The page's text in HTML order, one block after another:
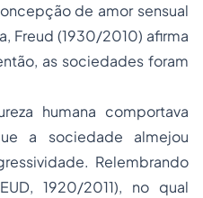
de amor sensual
Freud (1930/2010) afirma
as sociedades foram
humana comportava
a sociedade almejou
Relembrando
1920/2011), no qual